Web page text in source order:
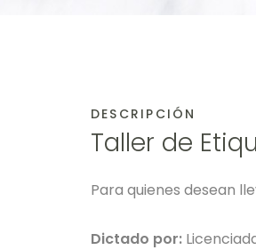
DESCRIPCIÓN
Taller de
Para quienes desean
Dictado por: